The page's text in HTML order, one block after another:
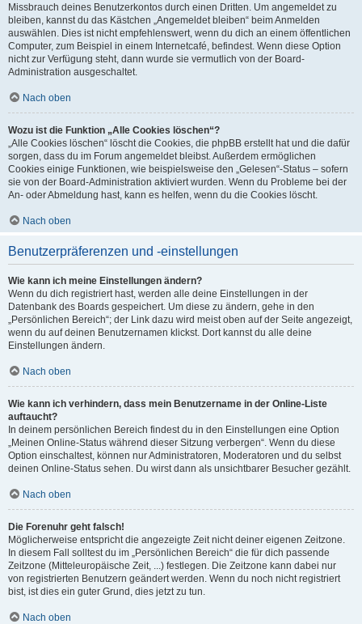
Missbrauch deines Benutzerkontos durch einen Dritten. Um angemeldet zu
bleiben, kannst du das Kästchen „Angemeldet bleiben“ beim Anmelden
auswählen. Dies ist nicht empfehlenswert, wenn du dich an einem öffentlichen
Computer, zum Beispiel in einem Internetcafé, befindest. Wenn diese Option
nicht zur Verfügung steht, dann wurde sie vermutlich von der Board-
Administration ausgeschaltet.
Nach oben
Wozu ist die Funktion „Alle Cookies löschen“?
„Alle Cookies löschen“ löscht die Cookies, die phpBB erstellt hat und die dafür
sorgen, dass du im Forum angemeldet bleibst. Außerdem ermöglichen
Cookies einige Funktionen, wie beispielsweise den „Gelesen“-Status – sofern
sie von der Board-Administration aktiviert wurden. Wenn du Probleme bei der
An- oder Abmeldung hast, kann es helfen, wenn du die Cookies löscht.
Nach oben
Benutzerpräferenzen und -einstellungen
Wie kann ich meine Einstellungen ändern?
Wenn du dich registriert hast, werden alle deine Einstellungen in der
Datenbank des Boards gespeichert. Um diese zu ändern, gehe in den
„Persönlichen Bereich“; der Link dazu wird meist oben auf der Seite angezeigt,
wenn du auf deinen Benutzernamen klickst. Dort kannst du alle deine
Einstellungen ändern.
Nach oben
Wie kann ich verhindern, dass mein Benutzername in der Online-Liste
auftaucht?
In deinem persönlichen Bereich findest du in den Einstellungen eine Option
„Meinen Online-Status während dieser Sitzung verbergen“. Wenn du diese
Option einschaltest, können nur Administratoren, Moderatoren und du selbst
deinen Online-Status sehen. Du wirst dann als unsichtbarer Besucher gezählt.
Nach oben
Die Forenuhr geht falsch!
Möglicherweise entspricht die angezeigte Zeit nicht deiner eigenen Zeitzone.
In diesem Fall solltest du im „Persönlichen Bereich“ die für dich passende
Zeitzone (Mitteleuropäische Zeit, ...) festlegen. Die Zeitzone kann dabei nur
von registrierten Benutzern geändert werden. Wenn du noch nicht registriert
bist, ist dies ein guter Grund, dies jetzt zu tun.
Nach oben